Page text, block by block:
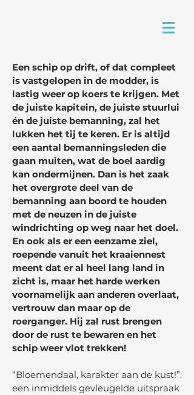
Een schip op drift, of dat compleet
is vastgelopen in de modder, is
lastig weer op koers te krijgen. Met
de juiste kapitein, de juiste stuurlui
én de juiste bemanning, zal het
lukken het tij te keren. Er is altijd
een aantal bemanningsleden die
gaan muiten, wat de boel aardig
kan ondermijnen. Dan is het zaak
het overgrote deel van de
bemanning aan boord te houden
met de neuzen in de juiste
windrichting op weg naar het doel.
En ook als er een eenzame ziel,
roepende vanuit het kraaiennest
meent dat er al heel lang land in
zicht is, maar het harde werken
voornamelijk aan anderen overlaat,
vertrouw dan maar op de
roerganger. Hij zal rust brengen
door de rust te bewaren en het
schip weer vlot trekken!
“Bloemendaal, karakter aan de kust!”:
een inmiddels gevleugelde uitspraak